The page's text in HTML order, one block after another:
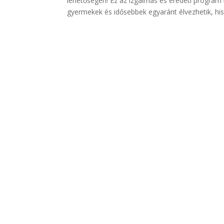
gyermekek és idősebbek egyaránt élvezhetik,